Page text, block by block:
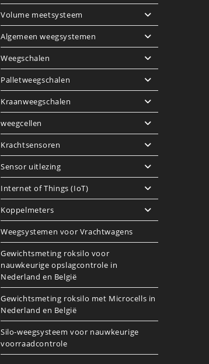
Volume meetsysteem
Algemeen weegsystemen
Weegschalen
Palletweegschalen
Kraanweegschalen
weegcellen
Krachtsensoren
Sensor uitlezing
Internet of Things (IoT)
Koppelmeters
Weegsystemen voor Vrachtwagens
Gewichtsmeting roksilo voor
nauwkeurige opslagcontrole in
Nederland en België
Gewichtsmeting roksilo met Microcells in
Nederland en België
Silo-weegsysteem voor nauwkeurige
voorraadcontrole